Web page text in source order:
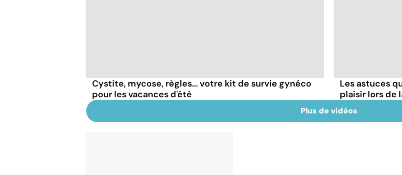
Cystite, mycose, règles... votre kit de survie gynéco
pour les vacances d'été
Les astuces
plaisir lors de
Plus de vidéos